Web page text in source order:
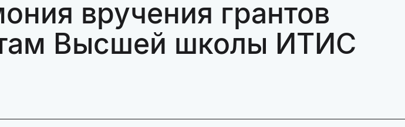
вручения грантов
Высшей школы ИТИС